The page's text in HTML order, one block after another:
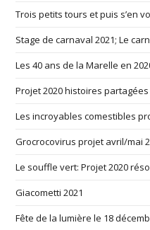
Trois petits tours et puis s’en
Stage de carnaval 2021; Le
Les 40 ans de la Marelle en
Projet 2020 histoires partagées
Les incroyables comestibles
Grocrocovirus projet avril/mai
Le souffle vert: Projet 2020
Giacometti 2021
Fête de la lumière le 18